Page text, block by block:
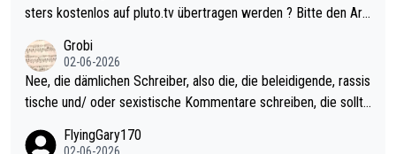
sters erstmal nichts. Ich denke sie wollen damit für nächstes J
ohl wenig WDF Turniere spielen. Dies war bei Archie Self letzt
es Jahr der Fall. Er musste als amtierender Weltmeister durch
den Qualifier und ich glaube kaum, dass Mitchel sich das (in Ve
el hat.
sters kostenlos auf pluto.tv übertragen werden ? Bitte den Arti
Grobi
02-06-2026
Nee, die dämlichen Schreiber, also die, die beleidigende, rassis
tische und/ oder sexistische Kommentare schreiben, die sollte
s Leben in den Griff kriegen. Nur eins wundert mich: Luke Little
FlyingGary170